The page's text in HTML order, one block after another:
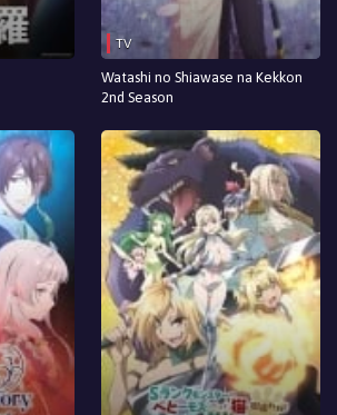
TV
Watashi no Shiawase na Kekkon
2nd Season